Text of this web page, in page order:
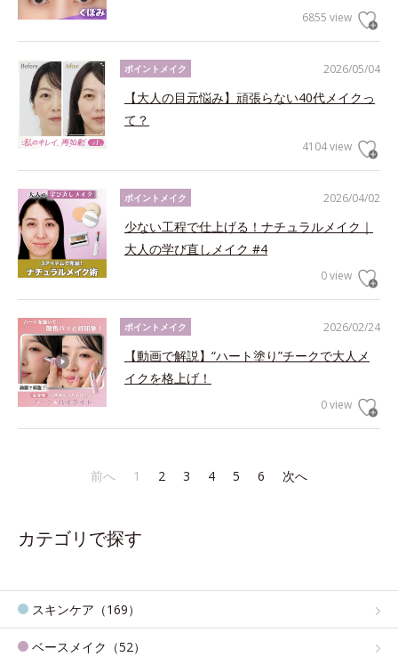
6855 view
2026/05/04
ポイントメイク
【大人の目元悩み】頑張らない40代メイクっ
て？
4104 view
2026/04/02
ポイントメイク
少ない工程で仕上げる！ナチュラルメイク｜
大人の学び直しメイク #4
0 view
2026/02/24
ポイントメイク
【動画で解説】“ハート塗り”チークで大人メ
イクを格上げ！
0 view
前へ 1 2 3 4 5 6 次へ
カテゴリで探す
スキンケア（169）
ベースメイク（52）